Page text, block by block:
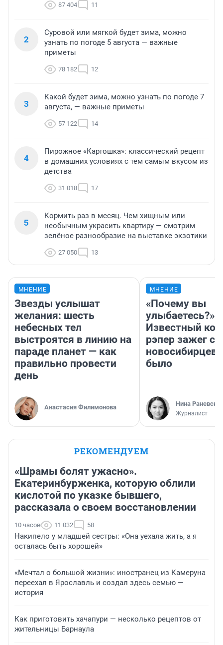
87 404 11
2
Суровой или мягкой будет зима, можно
узнать по погоде 5 августа — важные
приметы
78 182 12
3
Какой будет зима, можно узнать по погоде 7
августа, — важные приметы
57 122 14
4
Пирожное «Картошка»: классический рецепт
в домашних условиях с тем самым вкусом из
детства
31 018 17
5
Кормить раз в месяц. Чем хищным или
необычным украсить квартиру — смотрим
зелёное разнообразие на выставке экзотики
27 050 13
МНЕНИЕ
Звезды услышат
желания: шесть
небесных тел
выстроятся в линию на
параде планет — как
правильно провести
день
Анастасия Филимонова
МНЕНИЕ
«Почему вы
улыбаетесь?»
Известный
рэпер зажег с
новосибирцев:
было
Нина
Журналист
РЕКОМЕНДУЕМ
«Шрамы болят ужасно».
Екатеринбурженка, которую облили
кислотой по указке бывшего,
рассказала о своем восстановлении
10 часов 11 032 58
Накипело у младшей сестры: «Она уехала жить, а я
осталась быть хорошей»
«Мечтал о большой жизни»: иностранец из Камеруна
переехал в Ярославль и создал здесь семью —
история
Как приготовить хачапури — несколько рецептов от
жительницы Барнаула